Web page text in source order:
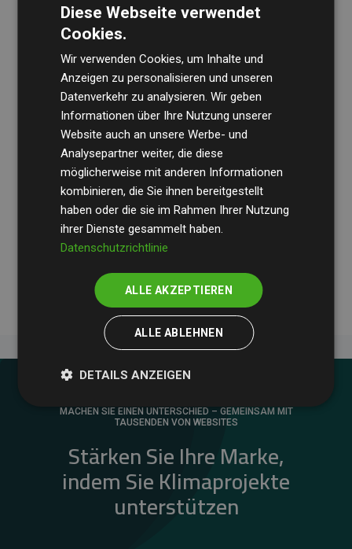
Die Wirtschaftsprüfungsgesellschaft BDOüberprüft
regelmäßig unsere Berechnungen und Methodik, um
Transparenz und Verlässlichkeit sicherzustellen.
Ihre Prüfungen belegen, dass unsere Investitionen in
Klimaschutzprojekte im Durchschnitt200 % der
geschätzten CO₂-Emissionender teilnehmenden
Websites kompensieren – ein klarer Nachweis für die
messbare Klimawirkung unseres Ansatzes.
MACHEN SIE EINEN UNTERSCHIED – GEMEINSAM MIT
TAUSENDEN VON WEBSITES
Stärken Sie Ihre Marke,
indem Sie Klimaprojekte
unterstützen
Diese Webseite verwendet
Cookies.
Wir verwenden Cookies, um Inhalte und
Anzeigen zu personalisieren und unseren
Datenverkehr zu analysieren. Wir geben
Informationen über Ihre Nutzung unserer
Website auch an unsere Werbe- und
Analysepartner weiter, die diese
möglicherweise mit anderen Informationen
kombinieren, die Sie ihnen bereitgestellt
haben oder die sie im Rahmen Ihrer Nutzung
ihrer Dienste gesammelt haben.
Datenschutzrichtlinie
ALLE AKZEPTIEREN
ALLE ABLEHNEN
DETAILS ANZEIGEN